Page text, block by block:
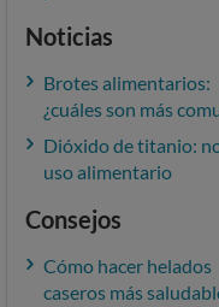
Noticias
Brotes alimentarios:
¿cuáles son más
Dióxido de titanio:
uso alimentario
Consejos
Cómo hacer helados
caseros más